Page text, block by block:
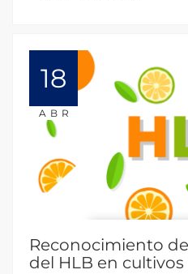
18
ABR
Reconocimiento
del HLB en